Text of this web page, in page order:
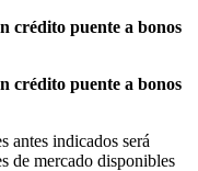
crédito puente a bonos
crédito puente a bonos
antes indicados será
de mercado disponibles